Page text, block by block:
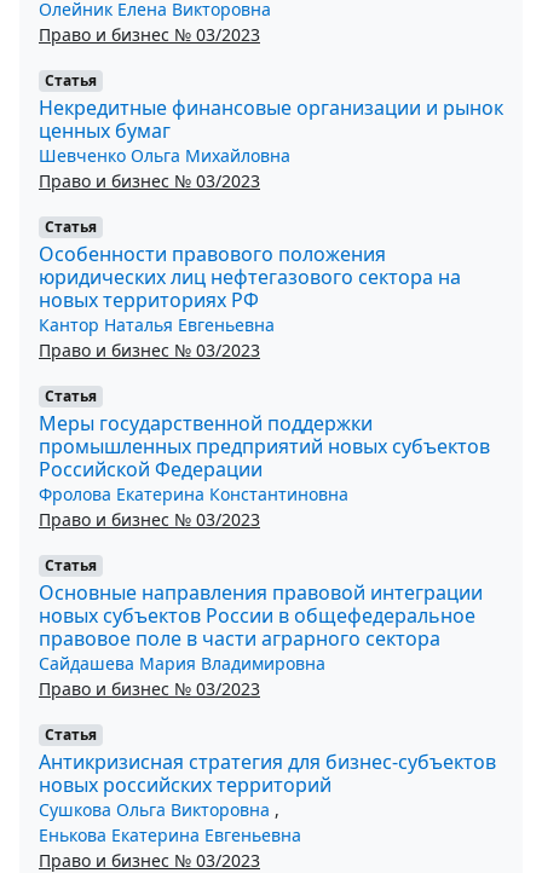
Олейник Елена Викторовна
Право и бизнес № 03/2023
Статья
Некредитные финансовые организации и рынок
ценных бумаг
Шевченко Ольга Михайловна
Право и бизнес № 03/2023
Статья
Особенности правового положения
юридических лиц нефтегазового сектора на
новых территориях РФ
Кантор Наталья Евгеньевна
Право и бизнес № 03/2023
Статья
Меры государственной поддержки
промышленных предприятий новых субъектов
Российской Федерации
Фролова Екатерина Константиновна
Право и бизнес № 03/2023
Статья
Основные направления правовой интеграции
новых субъектов России в общефедеральное
правовое поле в части аграрного сектора
Сайдашева Мария Владимировна
Право и бизнес № 03/2023
Статья
Антикризисная стратегия для бизнес-субъектов
новых российских территорий
Сушкова Ольга Викторовна ,
Енькова Екатерина Евгеньевна
Право и бизнес № 03/2023